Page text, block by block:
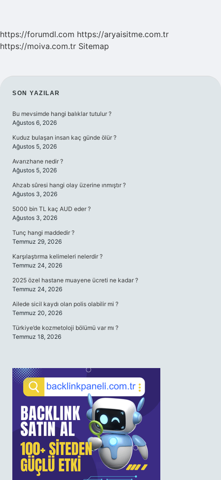
https://forumdl.com https://aryaisitme.com.tr
https://moiva.com.tr Sitemap
SIDEBAR
SON YAZILAR
Bu mevsimde hangi balıklar tutulur ?
Ağustos 6, 2026
Kuduz bulaşan insan kaç günde ölür ?
Ağustos 5, 2026
Avarızhane nedir ?
Ağustos 5, 2026
Ahzab sûresi hangi olay üzerine ınmıştır ?
Ağustos 3, 2026
5000 bin TL kaç AUD eder ?
Ağustos 3, 2026
Tunç hangi maddedir ?
Temmuz 29, 2026
Karşılaştırma kelimeleri nelerdir ?
Temmuz 24, 2026
2025 özel hastane muayene ücreti ne kadar ?
Temmuz 24, 2026
Ailede sicil kaydı olan polis olabilir mi ?
Temmuz 20, 2026
Türkiye’de kozmetoloji bölümü var mı ?
Temmuz 18, 2026